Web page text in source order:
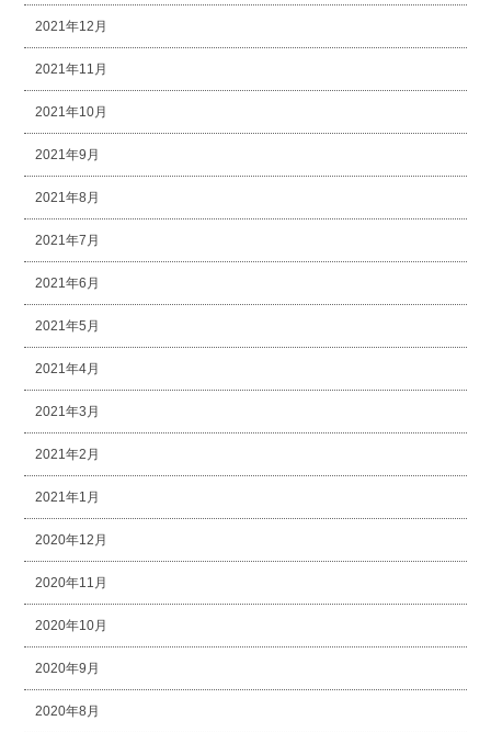
2021年12月
2021年11月
2021年10月
2021年9月
2021年8月
2021年7月
2021年6月
2021年5月
2021年4月
2021年3月
2021年2月
2021年1月
2020年12月
2020年11月
2020年10月
2020年9月
2020年8月